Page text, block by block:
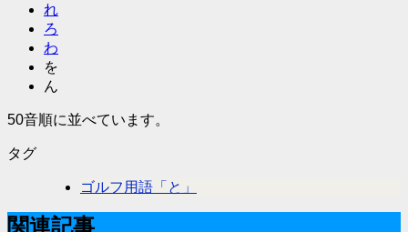
れ
ろ
わ
を
ん
50音順に並べています。
タグ
ゴルフ用語「と」
関連記事